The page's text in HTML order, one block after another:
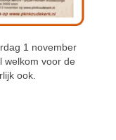
1 november
welkom voor de
ook.